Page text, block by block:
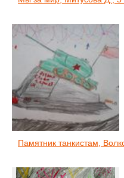
Памятник танкистам,